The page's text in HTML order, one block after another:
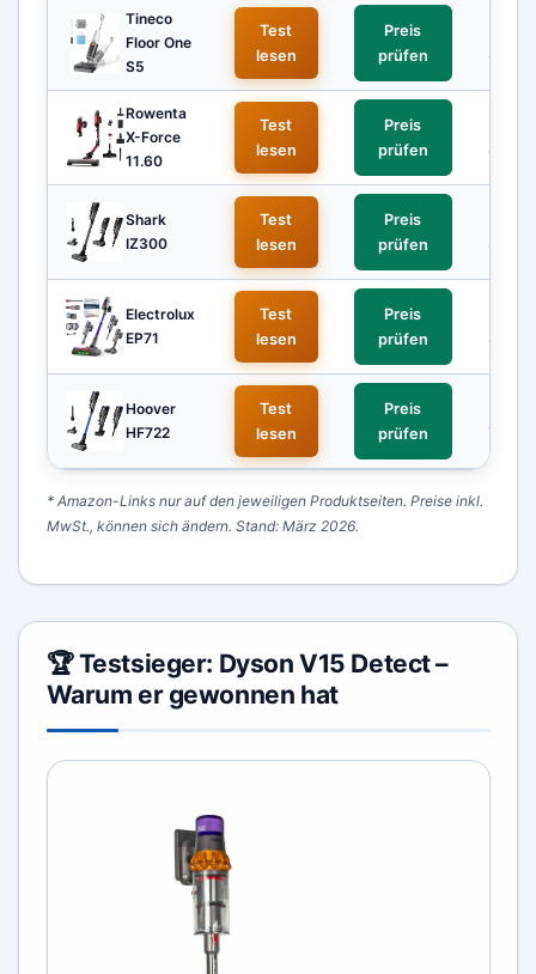
Tineco
Floor One
S5
Test
lesen
Preis
prüfen
8,7
Rowenta
X-Force
11.60
Test
lesen
Preis
prüfen
8,5
Shark
IZ300
Test
lesen
Preis
prüfen
8,2
Electrolux
EP71
Test
lesen
Preis
prüfen
8,0
Hoover
HF722
Test
lesen
Preis
prüfen
7,6
* Amazon-Links nur auf den jeweiligen Produktseiten. Preise inkl.
MwSt., können sich ändern. Stand: März 2026.
🏆 Testsieger: Dyson V15 Detect –
Warum er gewonnen hat